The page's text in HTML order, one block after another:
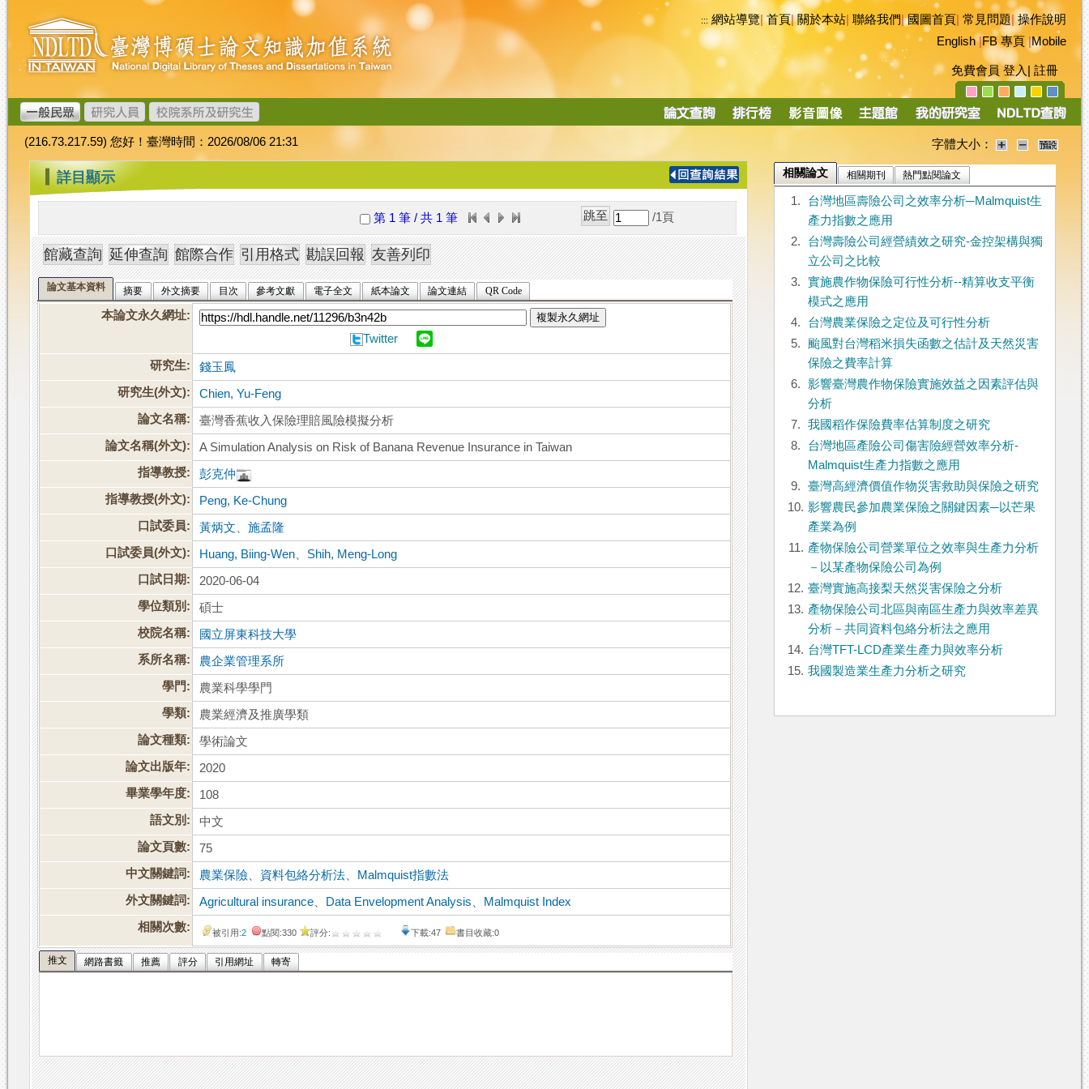
跳
到
主
要
內
容
臺
灣
博
碩
士
論
文
加
值
系
統
::: 網站導覽|首頁|關於本站 聯絡我們|國圖首頁 常見問題|操作說明
English|FB 專頁|Mobile
免費會員 登入 註冊
導
(216.73.217.59) 您好！臺灣時間：2026/08/06 21:31 字體大小：
::: 詳目顯示
第 1 筆 / 共 1 筆 /1 頁
論文基本資料 摘要 外文摘要 目次 參考文獻 電子全文 紙本論文 論文連結 QR Code
本論文永久網址: 複製永久網址
Twitter
研究生:
錢玉鳳
研究生(外文):
Chien, Yu-Feng
論文名稱:
臺灣香蕉收入保險理賠風險模擬分析
論文名稱(外文):
A Simulation Analysis on Risk of Banana Revenue Insurance in Taiwan
指導教授:
彭克仲
指導教授(外文):
Peng, Ke-Chung
口試委員:
黃炳文 、施孟隆
口試委員(外文):
Huang, Biing-Wen
Shih, Meng-Long
口試日期:
2020-06-04
學位類別:
碩士
校院名稱:
國立屏東科技大學
系所名稱:
農企業管理系所
學門:
農業科學學門
學類:
農業經濟及推廣學類
論文種類:
學術論文
論文出版年:
2020
畢業學年度:
108
語文別:
中文
論文頁數:
75
中文關鍵詞:
農業保險 資料包絡分析法
Malmquist指數法
外文關鍵詞:
Agricultural insurance Data Envelopment Analysis
Malmquist Index
相關次數:
被引用:2 點閱:330 評分: 下載:47 書目收藏:0
推文 網路書籤 推薦 評分 引用網址 轉寄
相關論文 相關期刊 熱門點閱論文
1.
台灣地區壽險公司之效率分析─Malmquist生
產力指數之應用
2.
台灣壽險公司經營績效之研究-金控架構與獨
立公司之比較
3.
實施農作物保險可行性分析--精算收支平衡
模式之應用
4.
台灣農業保險之定位及可行性分析
5.
颱風對台灣稻米損失函數之估計及天然災害
保險之費率計算
6.
影響臺灣農作物保險實施效益之因素評估與
分析
7.
我國稻作保險費率估算制度之研究
8.
台灣地區產險公司傷害險經營效率分析-
Malmquist生產力指數之應用
9.
臺灣高經濟價值作物災害救助與保險之研究
10. 影響農民參加農業保險之關鍵因素─以芒果
產業為例
11. 產物保險公司營業單位之效率與生產力分析
－以某產物保險公司為例
12. 臺灣實施高接梨天然災害保險之分析
13. 產物保險公司北區與南區生產力與效率差異
分析－共同資料包絡分析法之應用
14. 台灣TFT-LCD產業生產力與效率分析
15. 我國製造業生產力分析之研究